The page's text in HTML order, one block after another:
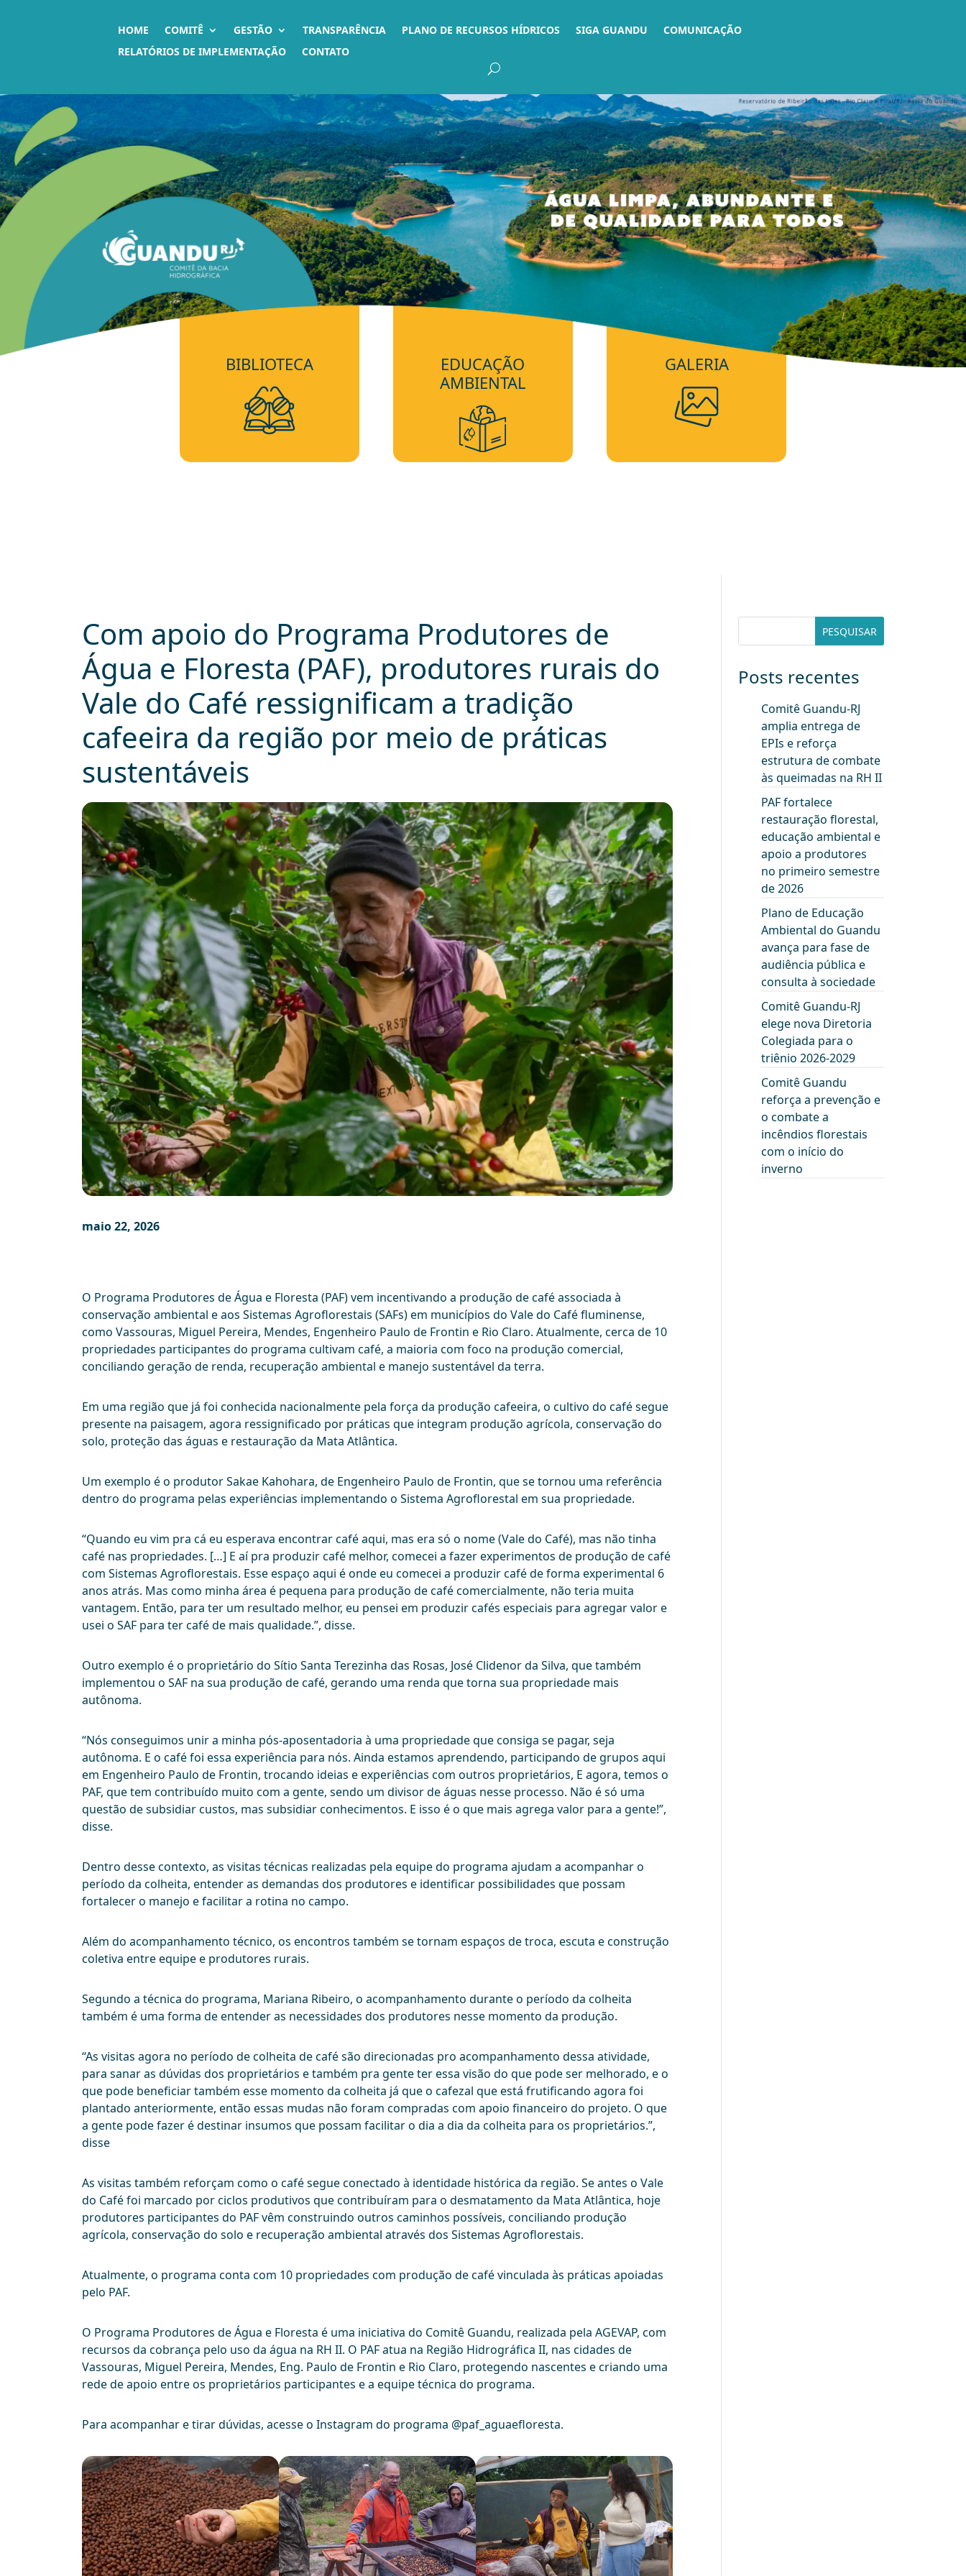
HOME COMITÊ GESTÃO TRANSPARÊNCIA PLANO DE RECURSOS HÍDRICOS SIGA GUANDU
COMUNICAÇÃO
RELATÓRIOS DE IMPLEMENTAÇÃO
CONTATO
BIBLIOTECA
EDUCAÇÃO
AMBIENTAL
GALERIA
Com apoio do Programa Produtores de
Água e Floresta (PAF), produtores rurais do
Vale do Café ressignificam a tradição
cafeeira da região por meio de práticas
sustentáveis
maio 22, 2026
O Programa Produtores de Água e Floresta (PAF) vem incentivando a produção de café associada à
conservação ambiental e aos Sistemas Agroflorestais (SAFs) em municípios do Vale do Café fluminense,
como Vassouras, Miguel Pereira, Mendes, Engenheiro Paulo de Frontin e Rio Claro. Atualmente, cerca de 10
propriedades participantes do programa cultivam café, a maioria com foco na produção comercial,
conciliando geração de renda, recuperação ambiental e manejo sustentável da terra.
Em uma região que já foi conhecida nacionalmente pela força da produção cafeeira, o cultivo do café segue
presente na paisagem, agora ressignificado por práticas que integram produção agrícola, conservação do
solo, proteção das águas e restauração da Mata Atlântica.
Um exemplo é o produtor Sakae Kahohara, de Engenheiro Paulo de Frontin, que se tornou uma referência
dentro do programa pelas experiências implementando o Sistema Agroflorestal em sua propriedade.
“Quando eu vim pra cá eu esperava encontrar café aqui, mas era só o nome (Vale do Café), mas não tinha
café nas propriedades. […] E aí pra produzir café melhor, comecei a fazer experimentos de produção de café
com Sistemas Agroflorestais. Esse espaço aqui é onde eu comecei a produzir café de forma experimental 6
anos atrás. Mas como minha área é pequena para produção de café comercialmente, não teria muita
vantagem. Então, para ter um resultado melhor, eu pensei em produzir cafés especiais para agregar valor e
usei o SAF para ter café de mais qualidade.”, disse.
Outro exemplo é o proprietário do Sítio Santa Terezinha das Rosas, José Clidenor da Silva, que também
implementou o SAF na sua produção de café, gerando uma renda que torna sua propriedade mais
autônoma.
“Nós conseguimos unir a minha pós-aposentadoria à uma propriedade que consiga se pagar, seja
autônoma. E o café foi essa experiência para nós. Ainda estamos aprendendo, participando de grupos aqui
em Engenheiro Paulo de Frontin, trocando ideias e experiências com outros proprietários, E agora, temos o
PAF, que tem contribuído muito com a gente, sendo um divisor de águas nesse processo. Não é só uma
questão de subsidiar custos, mas subsidiar conhecimentos. E isso é o que mais agrega valor para a gente!”,
disse.
Dentro desse contexto, as visitas técnicas realizadas pela equipe do programa ajudam a acompanhar o
período da colheita, entender as demandas dos produtores e identificar possibilidades que possam
fortalecer o manejo e facilitar a rotina no campo.
Além do acompanhamento técnico, os encontros também se tornam espaços de troca, escuta e construção
coletiva entre equipe e produtores rurais.
Segundo a técnica do programa, Mariana Ribeiro, o acompanhamento durante o período da colheita
também é uma forma de entender as necessidades dos produtores nesse momento da produção.
“As visitas agora no período de colheita de café são direcionadas pro acompanhamento dessa atividade,
para sanar as dúvidas dos proprietários e também pra gente ter essa visão do que pode ser melhorado, e o
que pode beneficiar também esse momento da colheita já que o cafezal que está frutificando agora foi
plantado anteriormente, então essas mudas não foram compradas com apoio financeiro do projeto. O que
a gente pode fazer é destinar insumos que possam facilitar o dia a dia da colheita para os proprietários.”,
disse
As visitas também reforçam como o café segue conectado à identidade histórica da região. Se antes o Vale
do Café foi marcado por ciclos produtivos que contribuíram para o desmatamento da Mata Atlântica, hoje
produtores participantes do PAF vêm construindo outros caminhos possíveis, conciliando produção
agrícola, conservação do solo e recuperação ambiental através dos Sistemas Agroflorestais.
Atualmente, o programa conta com 10 propriedades com produção de café vinculada às práticas apoiadas
pelo PAF.
O Programa Produtores de Água e Floresta é uma iniciativa do Comitê Guandu, realizada pela AGEVAP, com
recursos da cobrança pelo uso da água na RH II. O PAF atua na Região Hidrográfica II, nas cidades de
Vassouras, Miguel Pereira, Mendes, Eng. Paulo de Frontin e Rio Claro, protegendo nascentes e criando uma
rede de apoio entre os proprietários participantes e a equipe técnica do programa.
Para acompanhar e tirar dúvidas, acesse o Instagram do programa @paf_aguaefloresta.
Posts recentes
Comitê Guandu-RJ
amplia entrega de
EPIs e reforça
estrutura de combate
às queimadas na RH II
PAF fortalece
restauração florestal,
educação ambiental e
apoio a produtores
no primeiro semestre
de 2026
Plano de Educação
Ambiental do Guandu
avança para fase de
audiência pública e
consulta à sociedade
Comitê Guandu-RJ
elege nova Diretoria
Colegiada para o
triênio 2026-2029
Comitê Guandu
reforça a prevenção e
o combate a
incêndios florestais
com o início do
inverno